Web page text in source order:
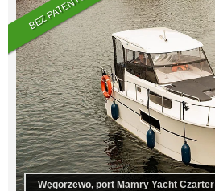
BEZ PATENTU
Węgorzewo, port Mamry Yacht Czarter